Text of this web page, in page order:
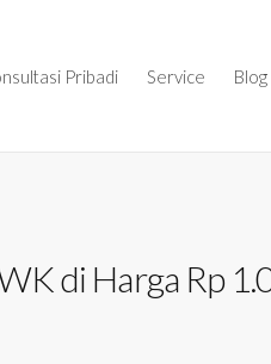
Pribadi Service Blog
di Harga Rp